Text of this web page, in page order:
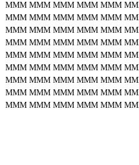
MMM MMM MMM MMM MMM
MMM MMM MMM MMM MMM
MMM MMM MMM MMM MMM
MMM MMM MMM MMM MMM
MMM MMM MMM MMM MMM
MMM MMM MMM MMM MMM
MMM MMM MMM MMM MMM
MMM MMM MMM MMM MMM
MMM MMM MMM MMM MMM